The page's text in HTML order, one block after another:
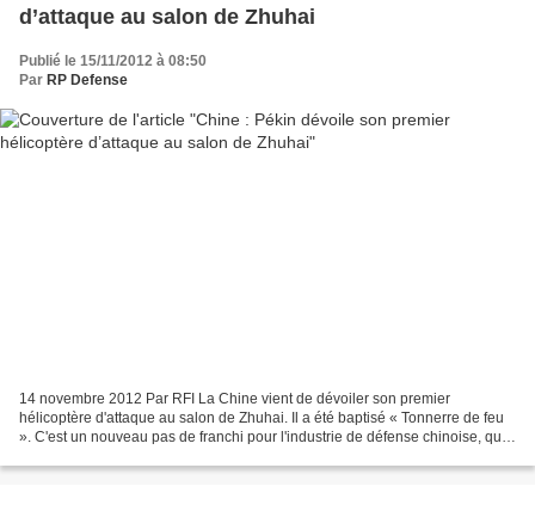
d’attaque au salon de Zhuhai
Publié le 15/11/2012 à 08:50
Par RP Defense
14 novembre 2012 Par RFI La Chine vient de dévoiler son premier
hélicoptère d'attaque au salon de Zhuhai. Il a été baptisé « Tonnerre de feu
». C'est un nouveau pas de franchi pour l'industrie de défense chinoise, qui